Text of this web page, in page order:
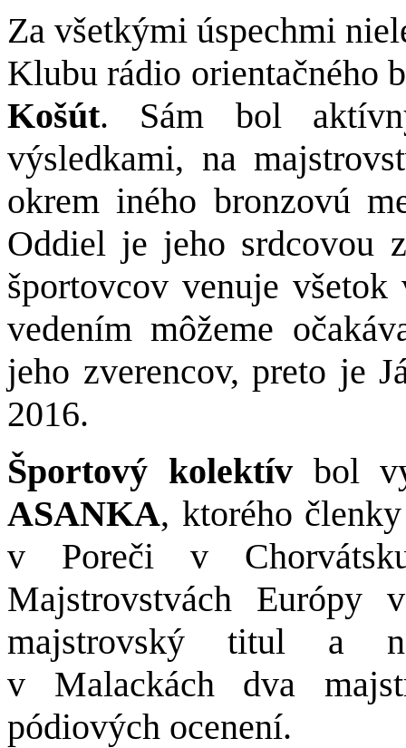
Za všetkými úspechmi
Klubu rádio orientačného
Košút. Sám bol
výsledkami, na
okrem iného bronzovú
Oddiel je jeho srdcovou
športovcov venuje
vedením môžeme
jeho zverencov, preto je
2016.
Športový kolektívbol
ASANKA, ktorého
v Poreči v
Majstrovstvách Európy
majstrovský titul a
v Malackách dva
pódiových ocenení.